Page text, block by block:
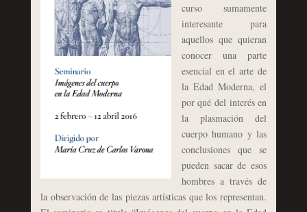
curso sumamente
interesante para
aquellos que quieran
conocer una parte
esencial en el arte de
la Edad Moderna, el
por qué del interés en
la plasmación del
cuerpo humano y las
conclusiones que se
pueden sacar de esos
hombres a través de
la observación de las piezas artísticas que los representan.